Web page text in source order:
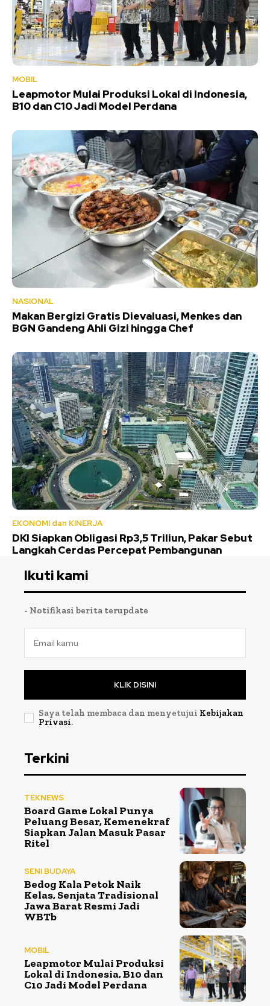
MOBIL
Leapmotor Mulai Produksi Lokal di Indonesia,
B10 dan C10 Jadi Model Perdana
NASIONAL
Makan Bergizi Gratis Dievaluasi, Menkes dan
BGN Gandeng Ahli Gizi hingga Chef
EKONOMI dan KINERJA
DKI Siapkan Obligasi Rp3,5 Triliun, Pakar Sebut
Langkah Cerdas Percepat Pembangunan
Ikuti kami
- Notifikasi berita terupdate
KLIK DISINI
Saya telah membaca dan menyetujui Kebijakan
Privasi.
Terkini
TEKNEWS
Board Game Lokal Punya
Peluang Besar, Kemenekraf
Siapkan Jalan Masuk Pasar
Ritel
SENI BUDAYA
Bedog Kala Petok Naik
Kelas, Senjata Tradisional
Jawa Barat Resmi Jadi
WBTb
MOBIL
Leapmotor Mulai Produksi
Lokal di Indonesia, B10 dan
C10 Jadi Model Perdana